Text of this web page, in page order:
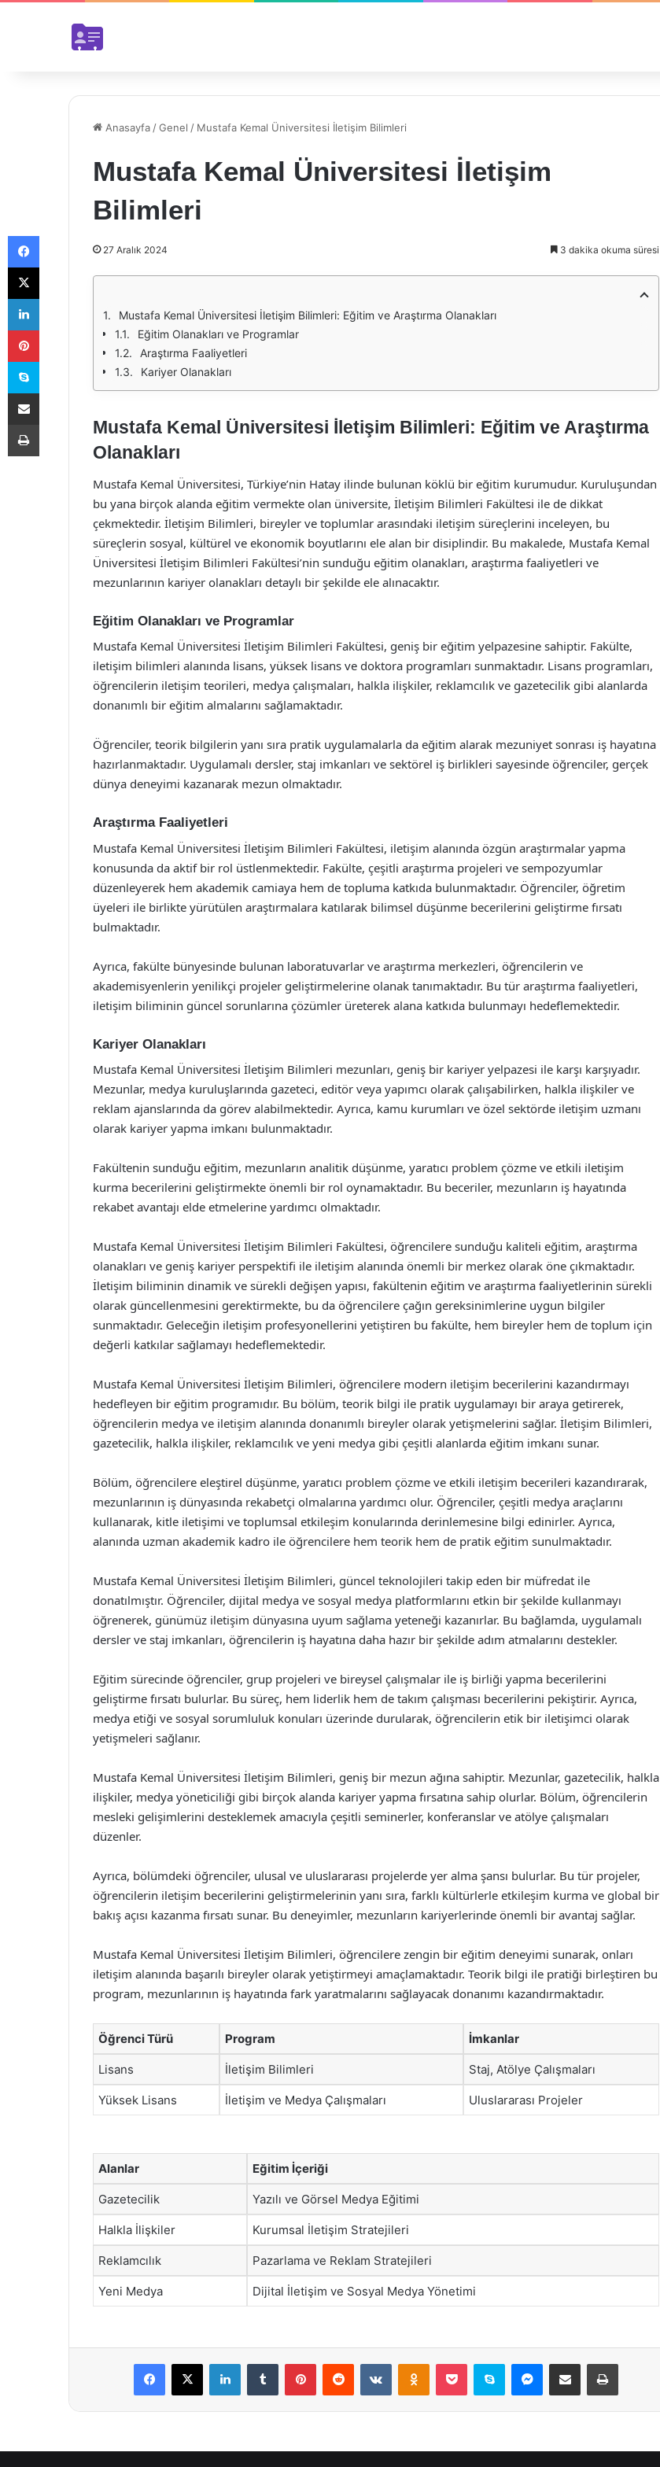
Anasayfa /Genel / Mustafa Kemal Üniversitesi İletişim Bilimleri
Mustafa Kemal Üniversitesi İletişim
Bilimleri
27 Aralık 2024 3 dakika okuma süresi
Mustafa Kemal Üniversitesi İletişim Bilimleri: Eğitim ve Araştırma Olanakları
Eğitim Olanakları ve Programlar
Araştırma Faaliyetleri
Kariyer Olanakları
Mustafa Kemal Üniversitesi İletişim Bilimleri: Eğitim ve Araştırma
Olanakları
Mustafa Kemal Üniversitesi, Türkiye’nin Hatay ilinde bulunan köklü bir eğitim kurumudur. Kuruluşundan
bu yana birçok alanda eğitim vermekte olan üniversite, İletişim Bilimleri Fakültesi ile de dikkat
çekmektedir. İletişim Bilimleri, bireyler ve toplumlar arasındaki iletişim süreçlerini inceleyen, bu
süreçlerin sosyal, kültürel ve ekonomik boyutlarını ele alan bir disiplindir. Bu makalede, Mustafa Kemal
Üniversitesi İletişim Bilimleri Fakültesi’nin sunduğu eğitim olanakları, araştırma faaliyetleri ve
mezunlarının kariyer olanakları detaylı bir şekilde ele alınacaktır.
Eğitim Olanakları ve Programlar
Mustafa Kemal Üniversitesi İletişim Bilimleri Fakültesi, geniş bir eğitim yelpazesine sahiptir. Fakülte,
iletişim bilimleri alanında lisans, yüksek lisans ve doktora programları sunmaktadır. Lisans programları,
öğrencilerin iletişim teorileri, medya çalışmaları, halkla ilişkiler, reklamcılık ve gazetecilik gibi alanlarda
donanımlı bir eğitim almalarını sağlamaktadır.
Öğrenciler, teorik bilgilerin yanı sıra pratik uygulamalarla da eğitim alarak mezuniyet sonrası iş hayatına
hazırlanmaktadır. Uygulamalı dersler, staj imkanları ve sektörel iş birlikleri sayesinde öğrenciler, gerçek
dünya deneyimi kazanarak mezun olmaktadır.
Araştırma Faaliyetleri
Mustafa Kemal Üniversitesi İletişim Bilimleri Fakültesi, iletişim alanında özgün araştırmalar yapma
konusunda da aktif bir rol üstlenmektedir. Fakülte, çeşitli araştırma projeleri ve sempozyumlar
düzenleyerek hem akademik camiaya hem de topluma katkıda bulunmaktadır. Öğrenciler, öğretim
üyeleri ile birlikte yürütülen araştırmalara katılarak bilimsel düşünme becerilerini geliştirme fırsatı
bulmaktadır.
Ayrıca, fakülte bünyesinde bulunan laboratuvarlar ve araştırma merkezleri, öğrencilerin ve
akademisyenlerin yenilikçi projeler geliştirmelerine olanak tanımaktadır. Bu tür araştırma faaliyetleri,
iletişim biliminin güncel sorunlarına çözümler üreterek alana katkıda bulunmayı hedeflemektedir.
Kariyer Olanakları
Mustafa Kemal Üniversitesi İletişim Bilimleri mezunları, geniş bir kariyer yelpazesi ile karşı karşıyadır.
Mezunlar, medya kuruluşlarında gazeteci, editör veya yapımcı olarak çalışabilirken, halkla ilişkiler ve
reklam ajanslarında da görev alabilmektedir. Ayrıca, kamu kurumları ve özel sektörde iletişim uzmanı
olarak kariyer yapma imkanı bulunmaktadır.
Fakültenin sunduğu eğitim, mezunların analitik düşünme, yaratıcı problem çözme ve etkili iletişim
kurma becerilerini geliştirmekte önemli bir rol oynamaktadır. Bu beceriler, mezunların iş hayatında
rekabet avantajı elde etmelerine yardımcı olmaktadır.
Mustafa Kemal Üniversitesi İletişim Bilimleri Fakültesi, öğrencilere sunduğu kaliteli eğitim, araştırma
olanakları ve geniş kariyer perspektifi ile iletişim alanında önemli bir merkez olarak öne çıkmaktadır.
İletişim biliminin dinamik ve sürekli değişen yapısı, fakültenin eğitim ve araştırma faaliyetlerinin sürekli
olarak güncellenmesini gerektirmekte, bu da öğrencilere çağın gereksinimlerine uygun bilgiler
sunmaktadır. Geleceğin iletişim profesyonellerini yetiştiren bu fakülte, hem bireyler hem de toplum için
değerli katkılar sağlamayı hedeflemektedir.
Mustafa Kemal Üniversitesi İletişim Bilimleri, öğrencilere modern iletişim becerilerini kazandırmayı
hedefleyen bir eğitim programıdır. Bu bölüm, teorik bilgi ile pratik uygulamayı bir araya getirerek,
öğrencilerin medya ve iletişim alanında donanımlı bireyler olarak yetişmelerini sağlar. İletişim Bilimleri,
gazetecilik, halkla ilişkiler, reklamcılık ve yeni medya gibi çeşitli alanlarda eğitim imkanı sunar.
Bölüm, öğrencilere eleştirel düşünme, yaratıcı problem çözme ve etkili iletişim becerileri kazandırarak,
mezunlarının iş dünyasında rekabetçi olmalarına yardımcı olur. Öğrenciler, çeşitli medya araçlarını
kullanarak, kitle iletişimi ve toplumsal etkileşim konularında derinlemesine bilgi edinirler. Ayrıca,
alanında uzman akademik kadro ile öğrencilere hem teorik hem de pratik eğitim sunulmaktadır.
Mustafa Kemal Üniversitesi İletişim Bilimleri, güncel teknolojileri takip eden bir müfredat ile
donatılmıştır. Öğrenciler, dijital medya ve sosyal medya platformlarını etkin bir şekilde kullanmayı
öğrenerek, günümüz iletişim dünyasına uyum sağlama yeteneği kazanırlar. Bu bağlamda, uygulamalı
dersler ve staj imkanları, öğrencilerin iş hayatına daha hazır bir şekilde adım atmalarını destekler.
Eğitim sürecinde öğrenciler, grup projeleri ve bireysel çalışmalar ile iş birliği yapma becerilerini
geliştirme fırsatı bulurlar. Bu süreç, hem liderlik hem de takım çalışması becerilerini pekiştirir. Ayrıca,
medya etiği ve sosyal sorumluluk konuları üzerinde durularak, öğrencilerin etik bir iletişimci olarak
yetişmeleri sağlanır.
Mustafa Kemal Üniversitesi İletişim Bilimleri, geniş bir mezun ağına sahiptir. Mezunlar, gazetecilik, halkla
ilişkiler, medya yöneticiliği gibi birçok alanda kariyer yapma fırsatına sahip olurlar. Bölüm, öğrencilerin
mesleki gelişimlerini desteklemek amacıyla çeşitli seminerler, konferanslar ve atölye çalışmaları
düzenler.
Ayrıca, bölümdeki öğrenciler, ulusal ve uluslararası projelerde yer alma şansı bulurlar. Bu tür projeler,
öğrencilerin iletişim becerilerini geliştirmelerinin yanı sıra, farklı kültürlerle etkileşim kurma ve global bir
bakış açısı kazanma fırsatı sunar. Bu deneyimler, mezunların kariyerlerinde önemli bir avantaj sağlar.
Mustafa Kemal Üniversitesi İletişim Bilimleri, öğrencilere zengin bir eğitim deneyimi sunarak, onları
iletişim alanında başarılı bireyler olarak yetiştirmeyi amaçlamaktadır. Teorik bilgi ile pratiği birleştiren bu
program, mezunlarının iş hayatında fark yaratmalarını sağlayacak donanımı kazandırmaktadır.
Öğrenci Türü Program İmkanlar
Lisans İletişim Bilimleri Staj, Atölye Çalışmaları
Yüksek Lisans İletişim ve Medya Çalışmaları Uluslararası Projeler
Alanlar Eğitim İçeriği
Gazetecilik Yazılı ve Görsel Medya Eğitimi
Halkla İlişkiler Kurumsal İletişim Stratejileri
Reklamcılık Pazarlama ve Reklam Stratejileri
Yeni Medya Dijital İletişim ve Sosyal Medya Yönetimi
Facebook
X LinkedInTumblr PinterestReddit VKontakteOdnoklassniki
Pocket Skype Messenger
E-Posta ile paylaş Yazdır
Facebook
X
LinkedIn
Pinterest
Skype
E-Posta ile paylaş